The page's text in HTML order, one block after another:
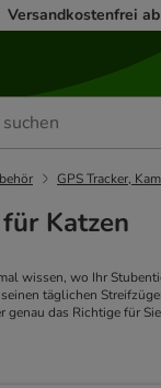
Versandkostenfrei
GPS Tracker,
Katzen
wissen, wo Ihr
täglichen
das Richtige für